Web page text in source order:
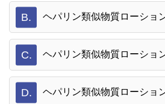
B. ヘパリン類似物質ローショ
C. ヘパリン類似物質ローショ
D. ヘパリン類似物質ローショ